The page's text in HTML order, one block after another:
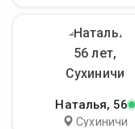
Наталья, 56
Сухиничи